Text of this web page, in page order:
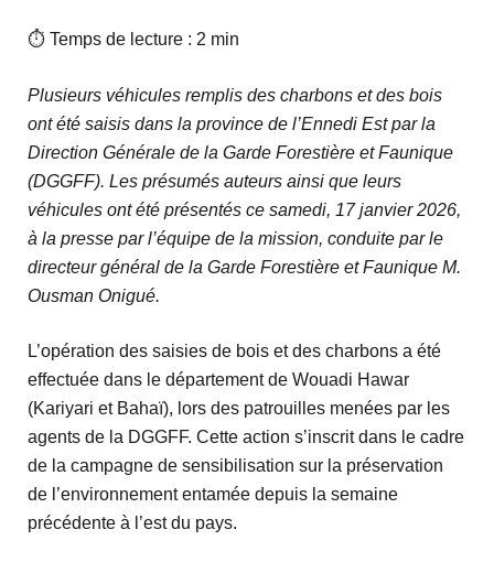
⏱ Temps de lecture : 2 min
Plusieurs véhicules remplis des charbons et des bois
ont été saisis dans la province de l’Ennedi Est par la
Direction Générale de la Garde Forestière et Faunique
(DGGFF). Les présumés auteurs ainsi que leurs
véhicules ont été présentés ce samedi, 17 janvier 2026,
à la presse par l’équipe de la mission, conduite par le
directeur général de la Garde Forestière et Faunique M.
Ousman Onigué.
L’opération des saisies de bois et des charbons a été
effectuée dans le département de Wouadi Hawar
(Kariyari et Bahaï), lors des patrouilles menées par les
agents de la DGGFF. Cette action s’inscrit dans le cadre
de la campagne de sensibilisation sur la préservation
de l’environnement entamée depuis la semaine
précédente à l’est du pays.